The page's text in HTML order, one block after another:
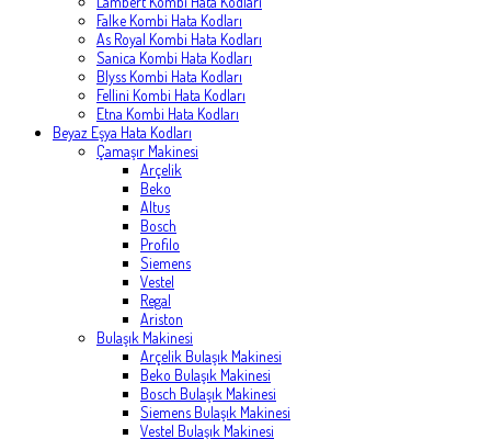
Falke Kombi Hata Kodları
As Royal Kombi Hata Kodları
Sanica Kombi Hata Kodları
Blyss Kombi Hata Kodları
Fellini Kombi Hata Kodları
Etna Kombi Hata Kodları
Beyaz Eşya Hata Kodları
Çamaşır Makinesi
Arçelik
Beko
Altus
Bosch
Profilo
Siemens
Vestel
Regal
Ariston
Bulaşık Makinesi
Arçelik Bulaşık Makinesi
Beko Bulaşık Makinesi
Bosch Bulaşık Makinesi
Siemens Bulaşık Makinesi
Vestel Bulaşık Makinesi